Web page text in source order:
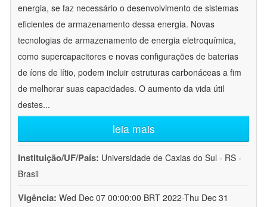
energia, se faz necessário o desenvolvimento de sistemas
eficientes de armazenamento dessa energia. Novas
tecnologias de armazenamento de energia eletroquímica,
como supercapacitores e novas configurações de baterias
de íons de lítio, podem incluir estruturas carbonáceas a fim
de melhorar suas capacidades. O aumento da vida útil
destes...
leia mais
Instituição/UF/País: Universidade de Caxias do Sul - RS -
Brasil
Vigência: Wed Dec 07 00:00:00 BRT 2022-Thu Dec 31